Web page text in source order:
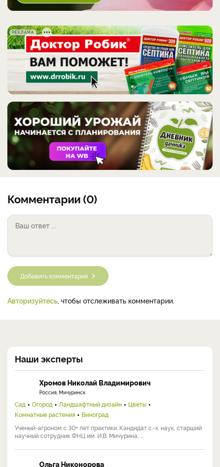
РЕКЛАМА
Комментарии (0)
Добавить комментарий
Авторизуйтесь, чтобы отслеживать комментарии.
Наши эксперты
Хромов Николай Владимирович
Россия, Мичуринск
Сад Огород Ландшафтный дизайн
Цветы
Комнатные растения
Виноград
Ученый-агроном с 30+ лет практики. Кандидат с.-х. наук, старший
научный сотрудник ФНЦ им. И.В. Мичурина, ...
Ольга Никонорова